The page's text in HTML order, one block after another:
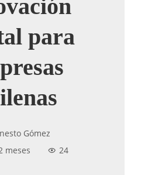
para
Gómez
meses
24